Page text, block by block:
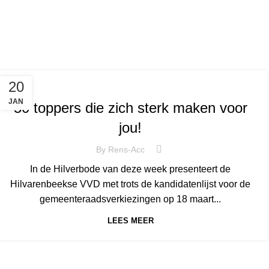
20
JAN
NIEUWS
50 toppers die zich sterk maken voor
jou!
By Rens-Acc
In de Hilverbode van deze week presenteert de
Hilvarenbeekse VVD met trots de kandidatenlijst voor de
gemeenteraadsverkiezingen op 18 maart...
LEES MEER